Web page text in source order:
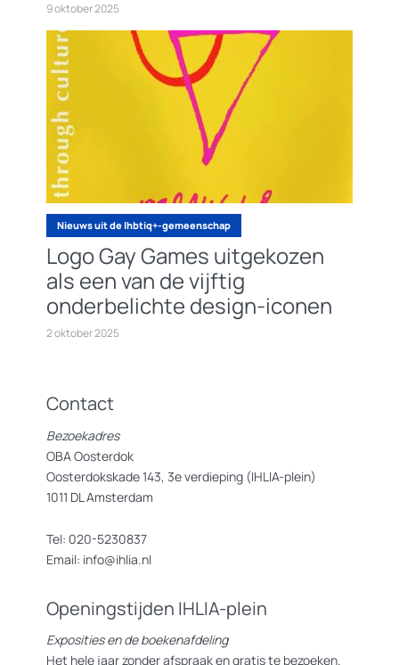
9 oktober 2025
Nieuws uit de lhbtiq+-gemeenschap
Logo Gay Games uitgekozen
als een van de vijftig
onderbelichte design-iconen
2 oktober 2025
Contact
Bezoekadres
OBA Oosterdok
Oosterdokskade 143, 3e verdieping (IHLIA-plein)
1011 DL Amsterdam
Tel: 020-5230837
Email: info@ihlia.nl
Openingstijden IHLIA-plein
Exposities en de boekenafdeling
Het hele jaar zonder afspraak en gratis te bezoeken.